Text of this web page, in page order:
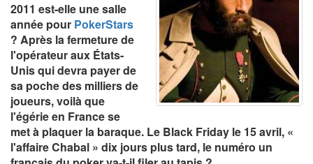
2011 est-elle une salle
année pour PokerStars
? Après la fermeture de
l'opérateur aux États-
Unis qui devra payer de
sa poche des milliers de
joueurs, voilà que
l'égérie en France se
met à plaquer la baraque. Le Black Friday le 15 avril, «
l'affaire Chabal » dix jours plus tard, le numéro un